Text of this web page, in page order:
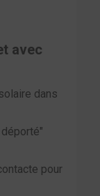
avec
dans
déporté"
pour